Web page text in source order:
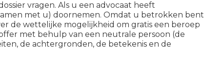
vragen. Als u een advocaat heeft
met u) doornemen. Omdat u betrokken bent
de wettelijke mogelijkheid om gratis een beroep
met behulp van een neutrale persoon (de
de achtergronden, de betekenis en de